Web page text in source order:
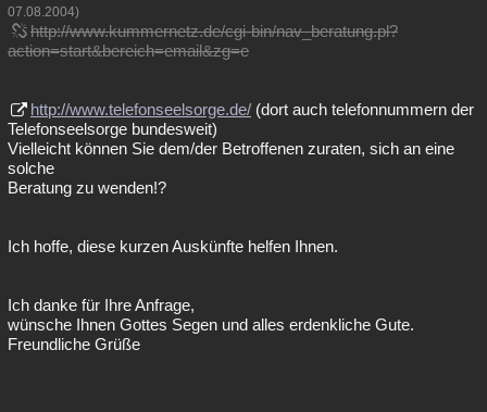
07.08.2004)
http://www.kummernetz.de/cgi-bin/nav_beratung.pl?
action=start&bereich=email&zg=e
http://www.telefonseelsorge.de/ (dort auch telefonnummern der
Telefonseelsorge bundesweit)
Vielleicht können Sie dem/der Betroffenen zuraten, sich an eine
solche
Beratung zu wenden!?
Ich hoffe, diese kurzen Auskünfte helfen Ihnen.
Ich danke für Ihre Anfrage,
wünsche Ihnen Gottes Segen und alles erdenkliche Gute.
Freundliche Grüße